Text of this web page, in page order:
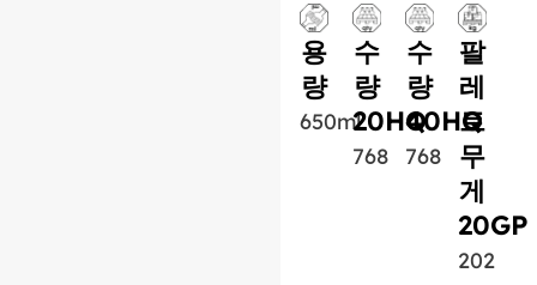
용
량
650ml
수
량
20HQ
768
수
량
40HQ
768
팔
레
트
무
게
20GP
202